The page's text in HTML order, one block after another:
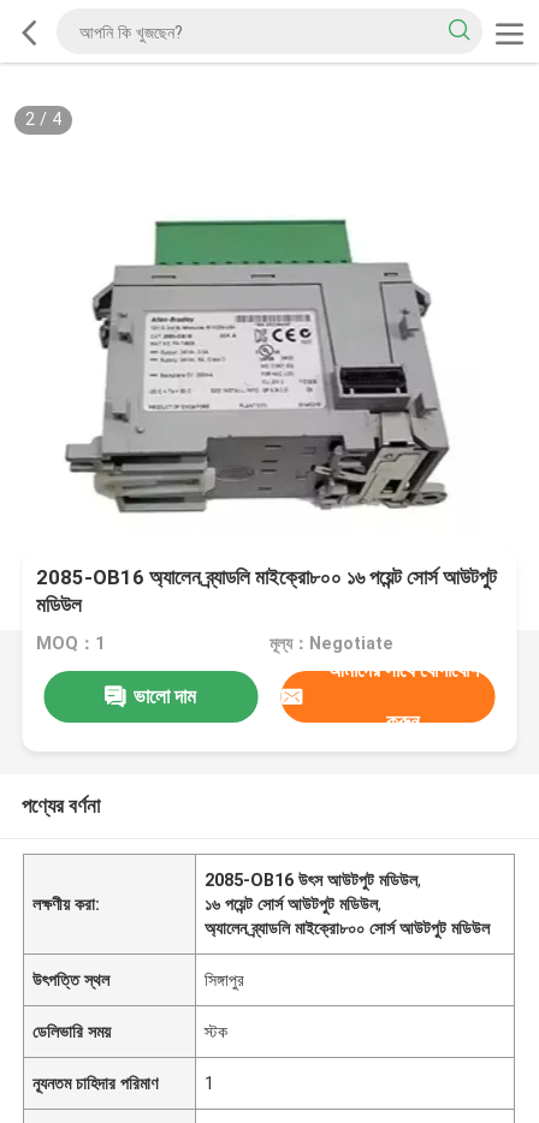
2/ 4
2085-OB16 অ্যালেন ব্র্যাডলি মাইক্রো৮০০ ১৬ পয়েন্ট সোর্স আউটপুট
মডিউল
MOQ：1 মূল্য：Negotiate
ভালো দাম
আমাদের সাথে যোগাযোগ
করুন
পণ্যের বর্ণনা
লক্ষণীয় করা:
2085-OB16 উৎস আউটপুট মডিউল,
১৬ পয়েন্ট সোর্স আউটপুট মডিউল,
অ্যালেন ব্র্যাডলি মাইক্রো৮০০ সোর্স আউটপুট মডিউল
উৎপত্তি স্থল সিঙ্গাপুর
ডেলিভারি সময় স্টক
ন্যূনতম চাহিদার পরিমাণ 1